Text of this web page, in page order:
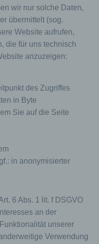
wir nur solche Daten,
übermittelt (sog.
Website aufrufen,
die für uns technisch
anzuzeigen:
des Zugriffes
in Byte
Sie auf die Seite
in anonymisierter
6 Abs. 1 lit. f DSGVO
an der
unserer
Verwendung